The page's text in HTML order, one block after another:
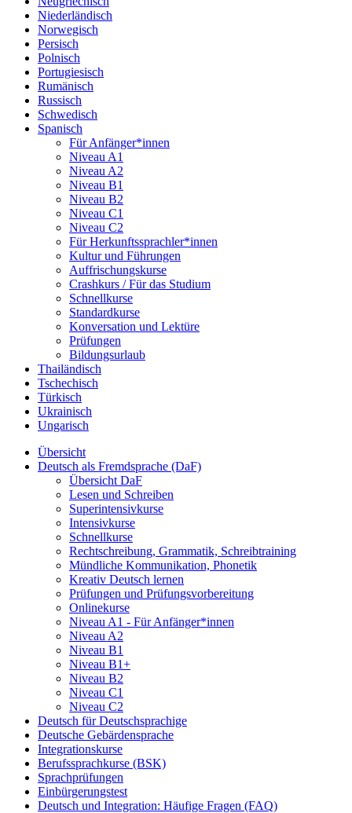
Niederländisch
Norwegisch
Persisch
Polnisch
Portugiesisch
Rumänisch
Russisch
Schwedisch
Spanisch
Für Anfänger*innen
Niveau A1
Niveau A2
Niveau B1
Niveau B2
Niveau C1
Niveau C2
Für Herkunftssprachler*innen
Kultur und Führungen
Auffrischungskurse
Crashkurs / Für das Studium
Schnellkurse
Standardkurse
Konversation und Lektüre
Prüfungen
Bildungsurlaub
Thailändisch
Tschechisch
Türkisch
Ukrainisch
Ungarisch
Übersicht
Deutsch als Fremdsprache (DaF)
Übersicht DaF
Lesen und Schreiben
Superintensivkurse
Intensivkurse
Schnellkurse
Rechtschreibung, Grammatik, Schreibtraining
Mündliche Kommunikation, Phonetik
Kreativ Deutsch lernen
Prüfungen und Prüfungsvorbereitung
Onlinekurse
Niveau A1 - Für Anfänger*innen
Niveau A2
Niveau B1
Niveau B1+
Niveau B2
Niveau C1
Niveau C2
Deutsch für Deutschsprachige
Deutsche Gebärdensprache
Integrationskurse
Berufssprachkurse (BSK)
Sprachprüfungen
Einbürgerungstest
Deutsch und Integration: Häufige Fragen (FAQ)